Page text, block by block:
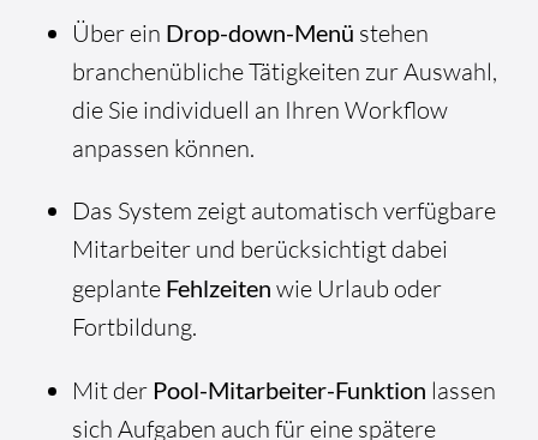
Über ein Drop-down-Menü stehen
branchenübliche Tätigkeiten zur Auswahl,
die Sie individuell an Ihren Workflow
anpassen können.
Das System zeigt automatisch verfügbare
Mitarbeiter und berücksichtigt dabei
geplante Fehlzeiten wie Urlaub oder
Fortbildung.
Mit der Pool-Mitarbeiter-Funktion lassen
sich Aufgaben auch für eine spätere